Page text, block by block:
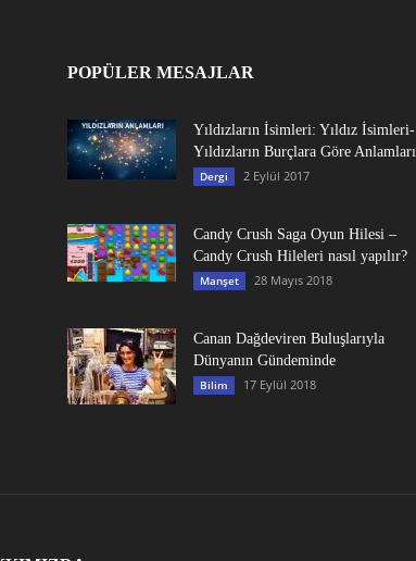
POPÜLER MESAJLAR
Yıldızların İsimleri: Yıldız İsimleri-
Yıldızların Burçlara Göre Anlamları
Dergi 2 Eylül 2017
Candy Crush Saga Oyun Hilesi –
Candy Crush Hileleri nasıl yapılır?
Manşet 28 Mayıs 2018
Canan Dağdeviren Buluşlarıyla
Dünyanın Gündeminde
Bilim 17 Eylül 2018